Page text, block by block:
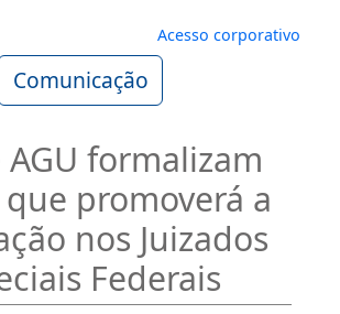
Menu de
Acesso corporativo
Comunicação
AGU formalizam
promoverá a
nos Juizados
Federais